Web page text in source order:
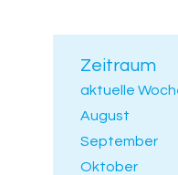
Zeitraum
aktuelle
August
September
Oktober